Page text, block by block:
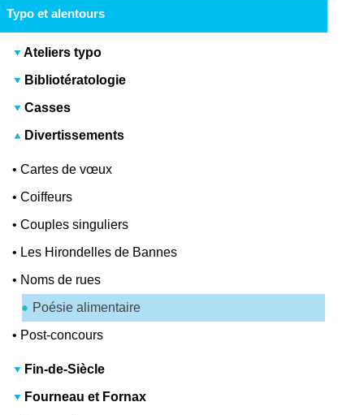
Typo et alentours
Ateliers typo
Bibliotératologie
Casses
Divertissements
•Cartes de vœux
•Coiffeurs
•Couples singuliers
• Les Hirondelles de Bannes
• Noms de rues
Poésie alimentaire
• Post-concours
Fin-de-Siècle
Fourneau et Fornax